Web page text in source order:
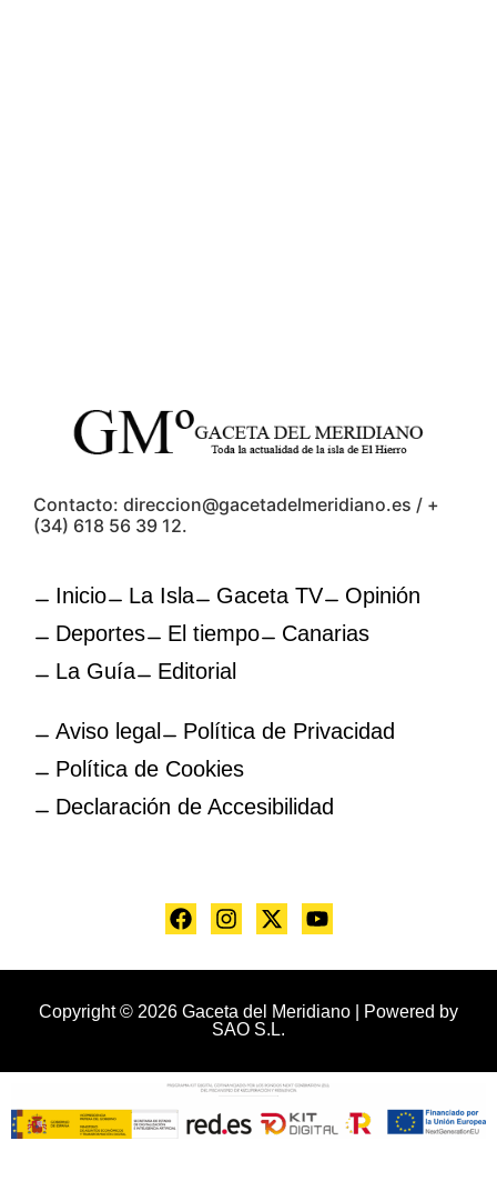
Contacto: direccion@gacetadelmeridiano.es / +
(34) 618 56 39 12.
Inicio La Isla Gaceta TV
Opinión
Deportes
El tiempo
Canarias
La Guía
Editorial
Aviso legal
Política de Privacidad
Política de Cookies
Declaración de Accesibilidad
Copyright © 2026 Gaceta del Meridiano | Powered by
SAO S.L.